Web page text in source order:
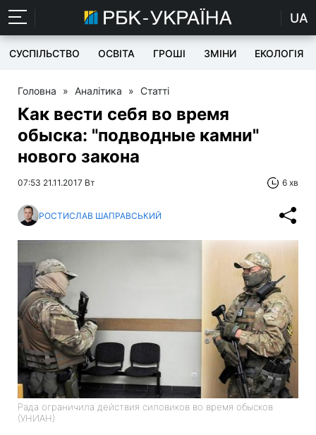
UA
СУСПІЛЬСТВО ОСВІТА ГРОШІ ЗМІНИ ЕКОЛОГІЯ
Головна » Аналітика » Статті
Как вести себя во время
обыска: "подводные камни"
нового закона
07:53 21.11.2017 Вт 6 хв
РОСТИСЛАВ ШАПРАВСЬКИЙ
Рада ограничила действия силовиков во время обысков
(УНИАН)